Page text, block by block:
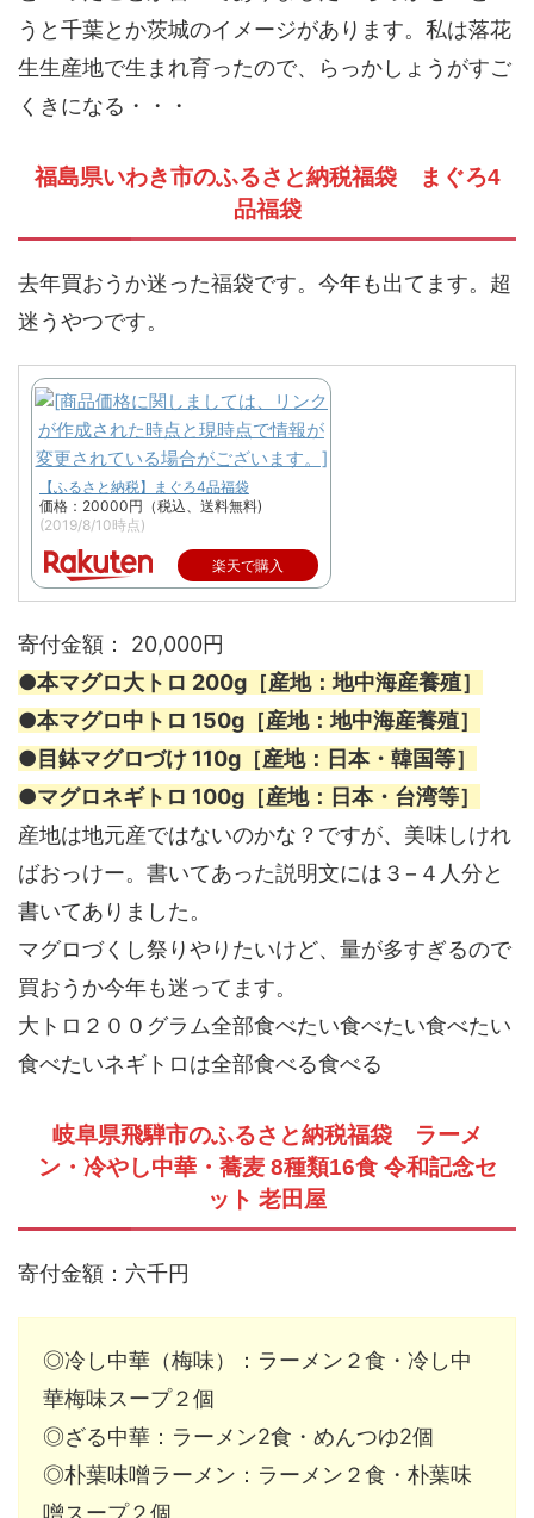
うと千葉とか茨城のイメージがあります。私は落花
生生産地で生まれ育ったので、らっかしょうがすご
くきになる・・・
福島県いわき市のふるさと納税福袋 まぐろ4
品福袋
去年買おうか迷った福袋です。今年も出てます。超
迷うやつです。
【ふるさと納税】まぐろ4品福袋
価格：20000円（税込、送料無料)
(2019/8/10時点)
楽天で購入
寄付金額： 20,000円
●本マグロ大トロ 200g［産地：地中海産養殖］
●本マグロ中トロ 150g［産地：地中海産養殖］
●目鉢マグロづけ 110g［産地：日本・韓国等］
●マグロネギトロ 100g［産地：日本・台湾等］
産地は地元産ではないのかな？ですが、美味しけれ
ばおっけー。書いてあった説明文には３−４人分と
書いてありました。
マグロづくし祭りやりたいけど、量が多すぎるので
買おうか今年も迷ってます。
大トロ２００グラム全部食べたい食べたい食べたい
食べたいネギトロは全部食べる食べる
岐阜県飛騨市のふるさと納税福袋 ラーメ
ン・冷やし中華・蕎麦 8種類16食 令和記念セ
ット 老田屋
寄付金額：六千円
◎冷し中華（梅味）：ラーメン２食・冷し中
華梅味スープ２個
◎ざる中華：ラーメン2食・めんつゆ2個
◎朴葉味噌ラーメン：ラーメン２食・朴葉味
噌スープ２個